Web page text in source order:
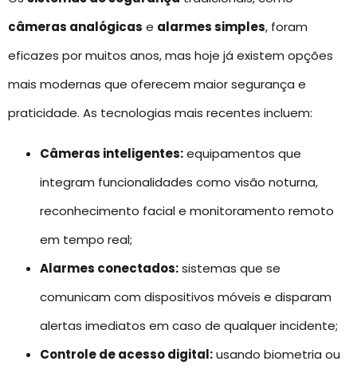
câmeras analógicas e alarmes simples, foram
eficazes por muitos anos, mas hoje já existem opções
mais modernas que oferecem maior segurança e
praticidade. As tecnologias mais recentes incluem:
Câmeras inteligentes:equipamentos que
integram funcionalidades como visão noturna,
reconhecimento facial e monitoramento remoto
em tempo real;
Alarmes conectados:sistemas que se
comunicam com dispositivos móveis e disparam
alertas imediatos em caso de qualquer incidente;
Controle de acesso digital:usando biometria ou